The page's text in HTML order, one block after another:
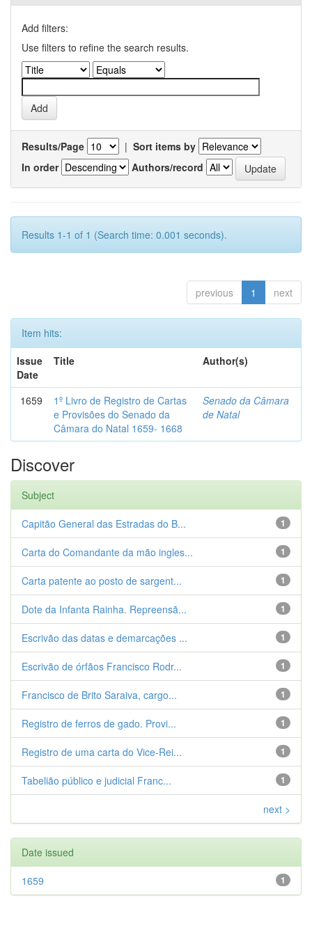
Add filters:
Use filters to refine the search results.
Results/Page | Sort items by
In order
Authors/record
Results 1-1 of 1 (Search time: 0.001 seconds).
previous 1 next
Item hits:
Issue
Date
Title Author(s)
1659
1º Livro de Registro de Cartas
e Provisões do Senado da
Câmara do Natal 1659- 1668
Senado da Câmara
de Natal
Discover
Subject
1
Capitão General das Estradas do B...
1
Carta do Comandante da mão ingles...
1
Carta patente ao posto de sargent...
1
Dote da Infanta Rainha. Repreensã...
1
Escrivão das datas e demarcações ...
1
Escrivão de órfãos Francisco Rodr...
1
Francisco de Brito Saraiva, cargo...
1
Registro de ferros de gado. Provi...
1
Registro de uma carta do Vice-Rei...
1
Tabelião público e judicial Franc...
next >
Date issued
1
1659